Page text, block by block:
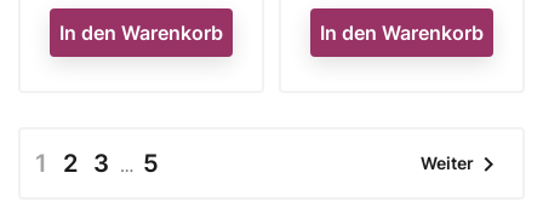
In den Warenkorb In den Warenkorb
1 2 3 … 5 Weiter 